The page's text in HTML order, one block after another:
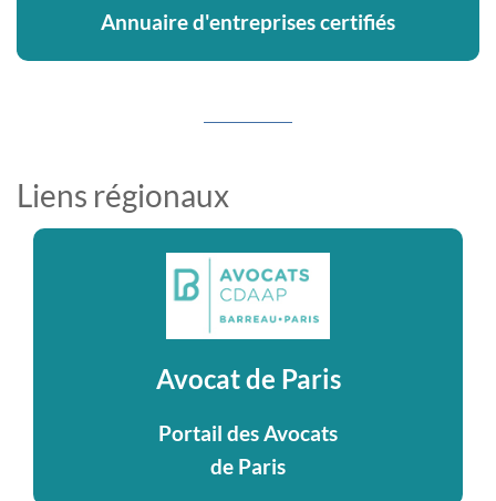
Annuaire d'entreprises certifiés
Liens régionaux
Avocat de Paris
Portail des Avocats
de Paris